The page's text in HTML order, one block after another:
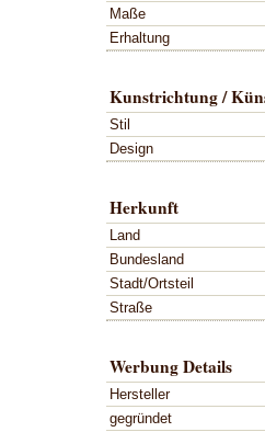
Maße
Erhaltung
Kunstrichtung /
Stil
Design
Herkunft
Land
Bundesland
Stadt/Ortsteil
Straße
Werbung Details
Hersteller
gegründet